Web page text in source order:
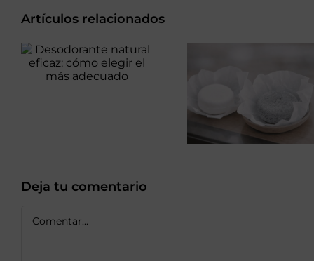
Artículos relacionados
Desodorante
natural
eficaz: cómo
elegir el más
impacto real
en planeta y
cabello
Deja tu comentario